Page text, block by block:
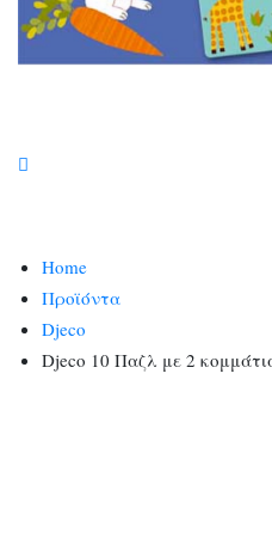
Home
Προϊόντα
Djeco
Djeco 10 Παζλ με 2